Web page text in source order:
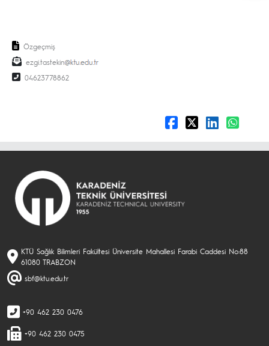
Özgeçmiş
ezgi.tastekin
04623778862
KTÜ Sağlık Bilimleri Fakültesi Üniversite Mahallesi Farabi Caddesi No:88
61080 TRABZON
sbf@ktu.edu.tr
+90 462 230 0476
+90 462 230 0475